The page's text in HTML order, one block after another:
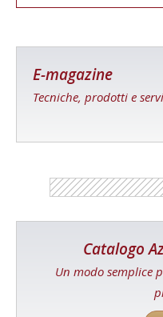
E-magazine
Tecniche, prodotti e
Catalogo
Un modo semplice